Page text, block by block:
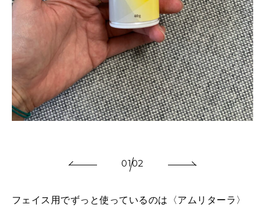
0102
フェイス用でずっと使っているのは〈アムリターラ〉